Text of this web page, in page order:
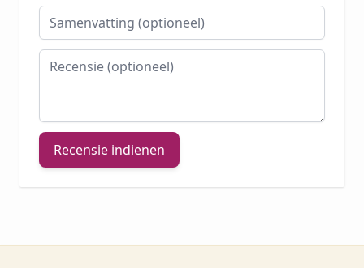
Samenvatting
Recensie
Recensie indienen